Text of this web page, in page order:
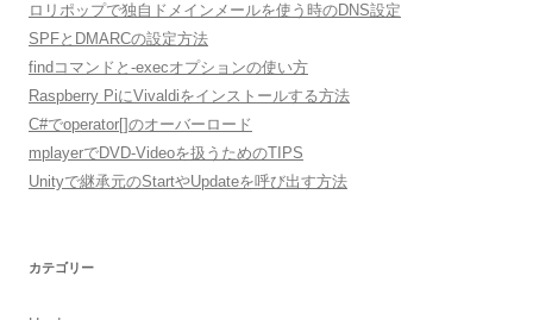
ロリポップで独自ドメインメールを使う時のDNS設定
SPFとDMARCの設定方法
findコマンドと-execオプションの使い方
Raspberry PiにVivaldiをインストールする方法
C#でoperator[]のオーバーロード
mplayerでDVD-Videoを扱うためのTIPS
Unityで継承元のStartやUpdateを呼び出す方法
カテゴリー